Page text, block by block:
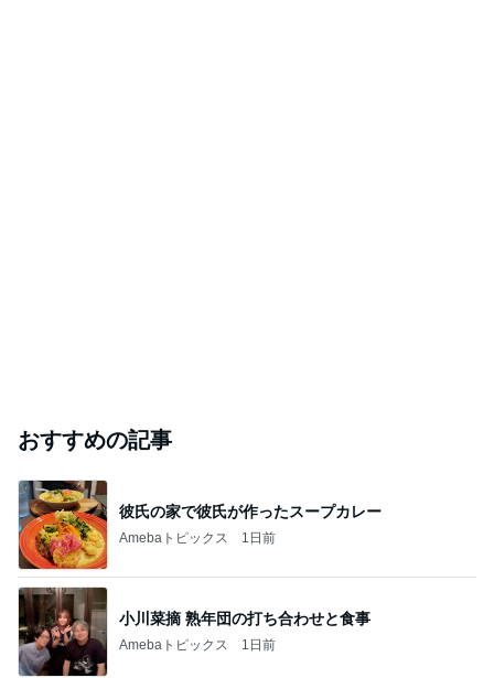
おすすめの記事
彼氏の家で彼氏が作ったスープカレー
Amebaトピックス 1日前
小川菜摘 熟年団の打ち合わせと食事
Amebaトピックス 1日前